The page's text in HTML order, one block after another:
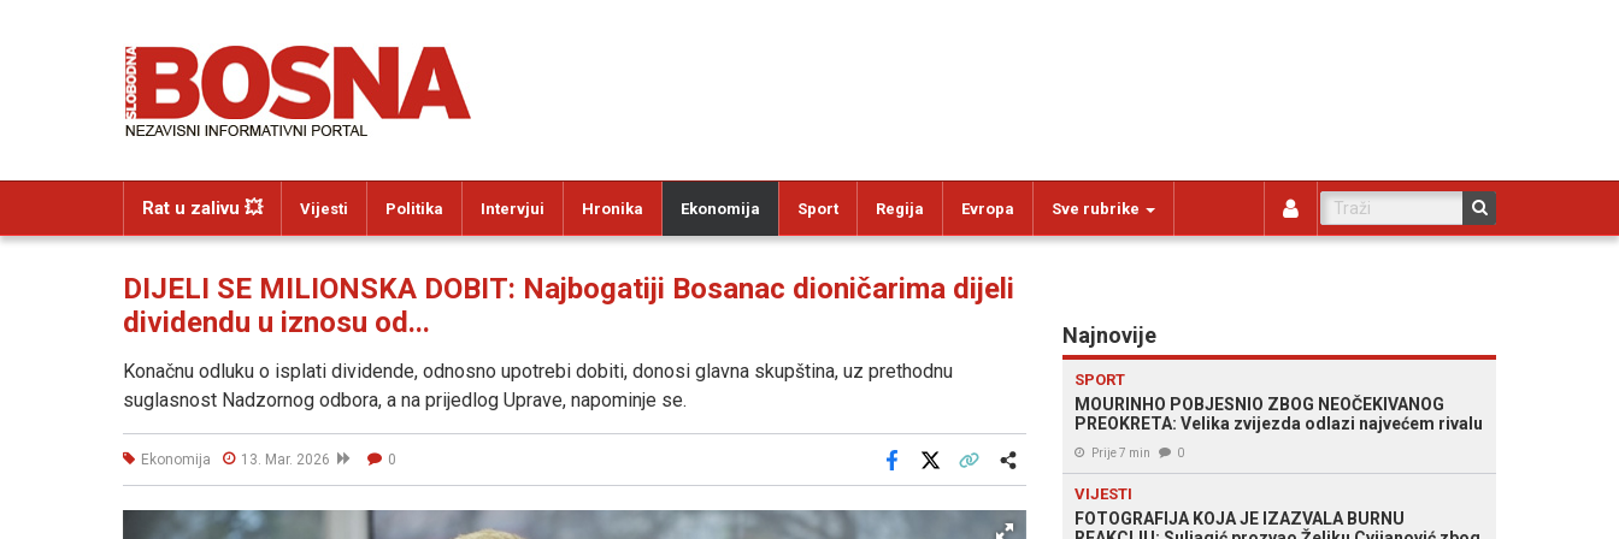
Rat u zalivu 💥 Vijesti Politika Intervjui Hronika Ekonomija Sport Regija Evropa Sve rubrike
DIJELI SE MILIONSKA DOBIT: Najbogatiji Bosanac dioničarima dijeli
dividendu u iznosu od...
Konačnu odluku o isplati dividende, odnosno upotrebi dobiti, donosi glavna skupština, uz prethodnu
suglasnost Nadzornog odbora, a na prijedlog Uprave, napominje se.
Ekonomija 13. Mar. 2026 0
Facebook
Najnovije
SPORT
MOURINHO POBJESNIO ZBOG NEOČEKIVANOG
PREOKRETA: Velika zvijezda odlazi najvećem rivalu
Prije 7 min 0
VIJESTI
FOTOGRAFIJA KOJA JE IZAZVALA BURNU